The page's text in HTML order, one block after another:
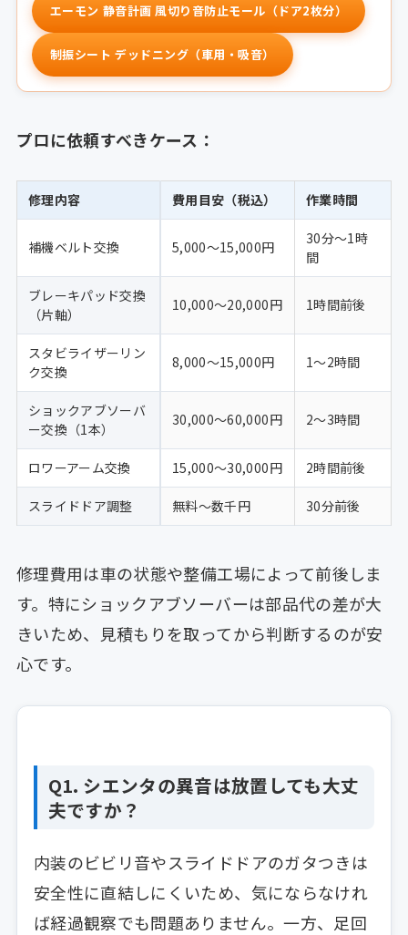
エーモン 静音計画 風切り音防止モール（ドア2枚分）
制振シート デッドニング（車用・吸音）
プロに依頼すべきケース：
修理内容 費用目安（税込） 作業時間
補機ベルト交換 5,000〜15,000円
30分〜1時
間
ブレーキパッド交換
（片軸）
10,000〜20,000円 1時間前後
スタビライザーリン
ク交換
8,000〜15,000円 1〜2時間
ショックアブソーバ
ー交換（1本）
30,000〜60,000円 2〜3時間
ロワーアーム交換 15,000〜30,000円 2時間前後
スライドドア調整 無料〜数千円 30分前後
修理費用は車の状態や整備工場によって前後しま
す。特にショックアブソーバーは部品代の差が大
きいため、見積もりを取ってから判断するのが安
心です。
Q1. シエンタの異音は放置しても大丈
夫ですか？
内装のビビリ音やスライドドアのガタつきは
安全性に直結しにくいため、気にならなけれ
ば経過観察でも問題ありません。一方、足回